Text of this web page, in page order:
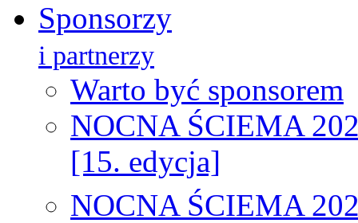
Sponsorzy
i partnerzy
Warto być sponsorem
NOCNA ŚCIEMA
[15. edycja]
NOCNA ŚCIEMA